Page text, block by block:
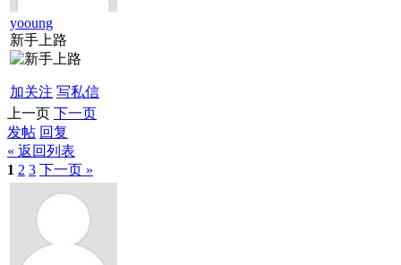
yooung
新手上路
加关注 写私信
上一页 下一页
发帖 回复
« 返回列表
1 2 3 下一页 »